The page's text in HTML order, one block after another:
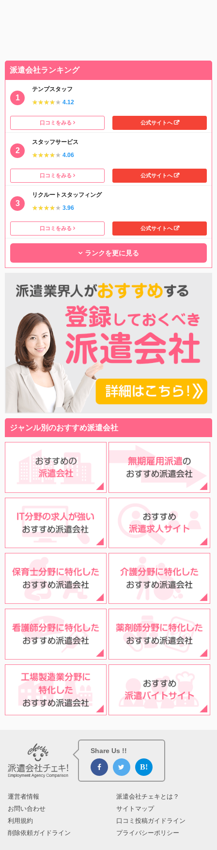
派遣会社ランキング
テンプスタッフ
★★★★★
★★★★★ 4.12
口コミをみる 公式サイトへ
スタッフサービス
★★★★★
★★★★★ 4.06
口コミをみる 公式サイトへ
リクルートスタッフィング
★★★★★
★★★★★ 3.96
口コミをみる 公式サイトへ
ランクを更に見る
ジャンル別のおすすめ派遣会社
Share Us !!
運営者情報
派遣会社チェキとは？
お問い合わせ
サイトマップ
利用規約
口コミ投稿ガイドライン
削除依頼ガイドライン
プライバシーポリシー